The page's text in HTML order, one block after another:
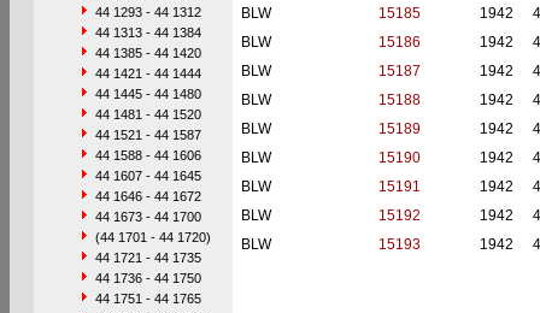
44 1293 - 44 1312
44 1313 - 44 1384
44 1385 - 44 1420
44 1421 - 44 1444
44 1445 - 44 1480
44 1481 - 44 1520
44 1521 - 44 1587
44 1588 - 44 1606
44 1607 - 44 1645
44 1646 - 44 1672
44 1673 - 44 1700
(44 1701 - 44 1720)
44 1721 - 44 1735
44 1736 - 44 1750
44 1751 - 44 1765
BLW
15185 1942
BLW
15186 1942
BLW
15187 1942
BLW
15188 1942
BLW
15189 1942
BLW
15190 1942
BLW
15191 1942
BLW
15192 1942
BLW
15193 1942